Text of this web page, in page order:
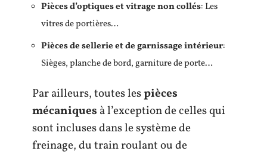
Pièces d’optiques et vitrage non collés: Les
vitres de portières…
Pièces de sellerie et de garnissage intérieur:
Sièges, planche de bord, garniture de porte…
Par ailleurs, toutes lespièces
mécaniques à l’exception de celles qui
sont incluses dans le système de
freinage, du train roulant ou de